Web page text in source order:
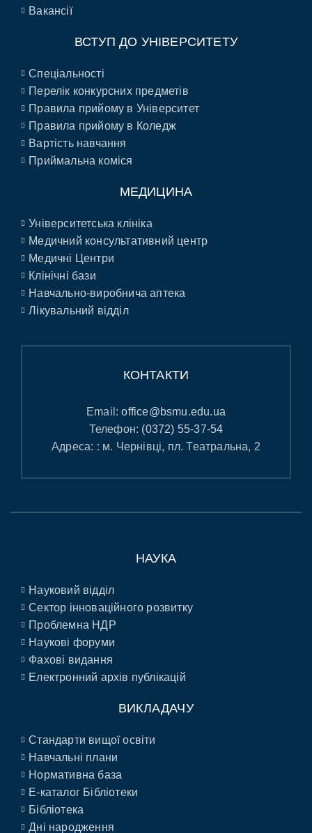
Вакансії
ВСТУП ДО УНІВЕРСИТЕТУ
Спеціальності
Перелік конкурсних предметів
Правила прийому в Університет
Правила прийому в Коледж
Вартість навчання
Приймальна коміся
МЕДИЦИНА
Університетська клініка
Медичний консультативний центр
Медичні Центри
Клінічні бази
Навчально-виробнича аптека
Лікувальний відділ
КОНТАКТИ
Email:office@bsmu.edu.ua
Телефон: (0372) 55-37-54
Адреса: : м. Чернівці, пл. Театральна, 2
НАУКА
Науковий відділ
Сектор інноваційного розвитку
Проблемна НДР
Наукові форуми
Фахові видання
Електронний архів публікацій
ВИКЛАДАЧУ
Стандарти вищої освіти
Навчальні плани
Нормативна база
E-каталог Бібліотеки
Бібліотека
Дні народження